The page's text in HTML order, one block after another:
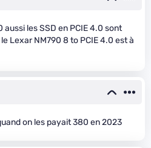
aussi les SSD en PCIE 4.0 sont
Lexar NM790 8 to PCIE 4.0 est à
on les payait 380 en 2023